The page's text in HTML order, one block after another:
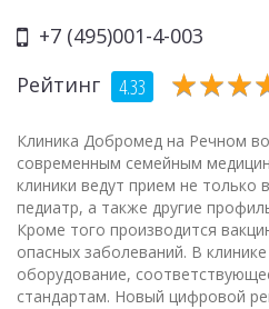
+7 (495)001-4-003
Рейтинг
4.33 ★★★
★★★
Клиника Добромед на Речном
современным семейным
клиники ведут прием не только
педиатр, а также другие
Кроме того производится
опасных заболеваний. В
оборудование,
стандартам. Новый цифровой